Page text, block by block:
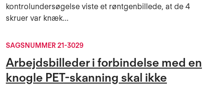
kontrolundersøgelse viste et røntgenbillede, at de 4
skruer var knæk...
SAGSNUMMER 21-3029
Arbejdsbilleder i forbindelse med en
knogle PET-skanning skal ikke